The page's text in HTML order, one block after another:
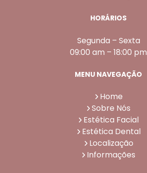
HORÁRIOS
Segunda – Sexta
09:00 am – 18:00 pm
MENU NAVEGAÇÃO
Home
Sobre Nós
Estética Facial
Estética Dental
Localização
Informações